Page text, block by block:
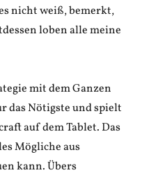
nicht weiß, bemerkt,
loben alle meine
mit dem Ganzen
das Nötigste und spielt
auf dem Tablet. Das
Mögliche aus
kann. Übers